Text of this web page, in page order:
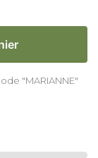
"MARIANNE"